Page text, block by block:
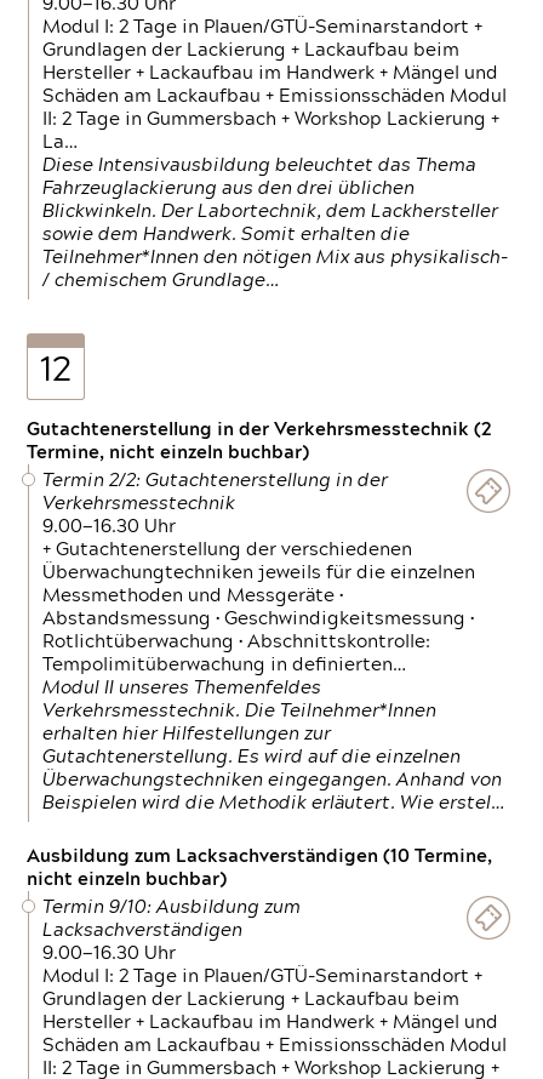
9.00—16.30 Uhr
Modul I: 2 Tage in Plauen/GTÜ-Seminarstandort +
Grundlagen der Lackierung + Lackaufbau beim
Hersteller + Lackaufbau im Handwerk + Mängel und
Schäden am Lackaufbau + Emissionsschäden Modul
II: 2 Tage in Gummersbach + Workshop Lackierung +
La…
Diese Intensivausbildung beleuchtet das Thema
Fahrzeuglackierung aus den drei üblichen
Blickwinkeln. Der Labortechnik, dem Lackhersteller
sowie dem Handwerk. Somit erhalten die
Teilnehmer*Innen den nötigen Mix aus physikalisch-
/ chemischem Grundlage…
12
Gutachtenerstellung in der Verkehrsmesstechnik (2
Termine, nicht einzeln buchbar)
Termin 2/2: Gutachtenerstellung in der
Verkehrsmesstechnik
9.00—16.30 Uhr
+ Gutachtenerstellung der verschiedenen
Überwachungtechniken jeweils für die einzelnen
Messmethoden und Messgeräte •
Abstandsmessung • Geschwindigkeitsmessung •
Rotlichtüberwachung • Abschnittskontrolle:
Tempolimitüberwachung in definierten…
Modul II unseres Themenfeldes
Verkehrsmesstechnik. Die Teilnehmer*Innen
erhalten hier Hilfestellungen zur
Gutachtenerstellung. Es wird auf die einzelnen
Überwachungstechniken eingegangen. Anhand von
Beispielen wird die Methodik erläutert. Wie erstel…
Ausbildung zum Lacksachverständigen (10 Termine,
nicht einzeln buchbar)
Termin 9/10: Ausbildung zum
Lacksachverständigen
9.00—16.30 Uhr
Modul I: 2 Tage in Plauen/GTÜ-Seminarstandort +
Grundlagen der Lackierung + Lackaufbau beim
Hersteller + Lackaufbau im Handwerk + Mängel und
Schäden am Lackaufbau + Emissionsschäden Modul
II: 2 Tage in Gummersbach + Workshop Lackierung +